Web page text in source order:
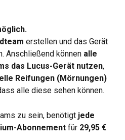
erstellen und das Gerät
Anschließend können alle
das Lucus-Gerät nutzen,
Reifungen (Mörnungen)
alle diese sehen können.
zu sein, benötigt jede
Abonnement für 29,95 €